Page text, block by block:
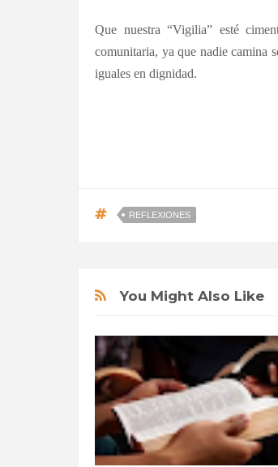
Que nuestra “Vigilia” esté
comunitaria, ya que nadie camina
iguales en dignidad.
REFLEXIONES
You Might Also Like